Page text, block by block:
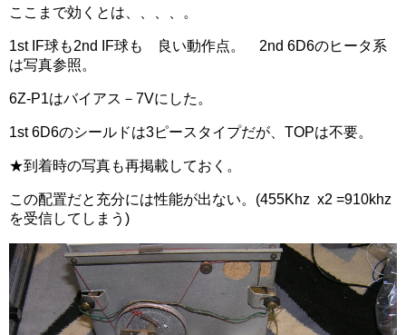
ここまで効くとは、、、、。
1st IF球も2nd IF球も 良い動作点。 2nd 6D6のヒータ系
は写真参照。
6Z-P1はバイアス－7Vにした。
1st 6D6のシールドは3ピースタイプだが、TOPは不要。
★到着時の写真も再掲載しておく。
この配置だと充分には性能が出ない。(455Khz x2 =910khz
を受信してしまう)